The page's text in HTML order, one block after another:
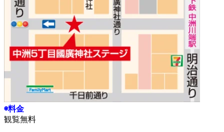
◉料金
観覧無料